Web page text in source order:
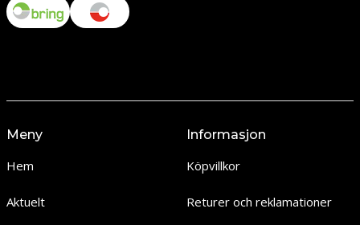
Meny
Hem
Aktuelt
Informasjon
Köpvillkor
Returer och reklamationer